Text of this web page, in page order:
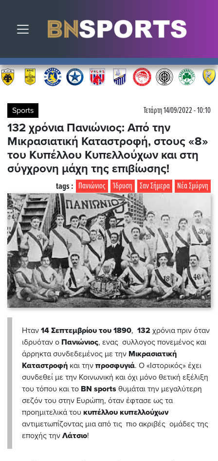
Toggle navigation
Sports Τετάρτη 14/09/2022 - 10:10
132 χρόνια Πανιώνιος: Από την
Μικρασιατική Καταστροφή, στους «8»
του Κυπέλλου Κυπελλούχων και στη
σύγχρονη μάχη της επιβίωσης!
Νέα Σμύρνη
Σαν Σήμερα
Ίδρυση
Πανιώνιος
tags :
Ηταν 14 Σεπτεμβρίου του 1890, 132 χρόνια πριν όταν
ιδρυόταν ο Πανιώνιος, ενας συλλογος πονεμένος και
άρρηκτα συνδεδεμένος με την Μικρασιατική
Καταστροφή και την προσφυγιά. Ο «Ιστορικός» έχει
συνδεθεί με την Κοινωνική και όχι μόνο θετική εξέλιξη
του τόπου και το BN sports θυμάται την μεγαλύτερη
σεζόν του στην Ευρώπη, όταν έφτασε ως τα
προημιτελικά του κυπέλλου κυπελλούχων
αντιμετωπίζοντας μια από τις πιο ακριβές ομάδες της
εποχής την Λάτσιο!